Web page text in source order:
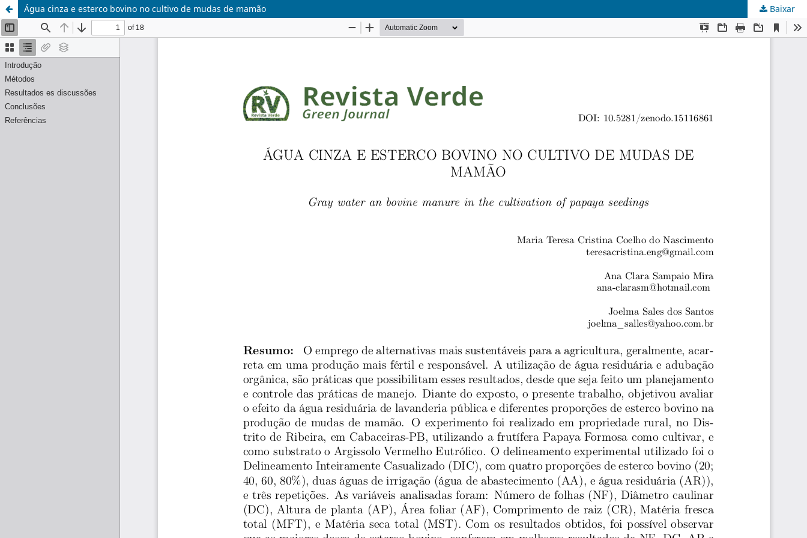
Água cinza e esterco bovino no cultivo de mudas de mamão Baixar